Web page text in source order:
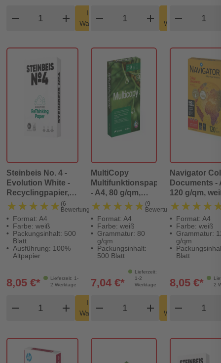
remove
Produkt Warenkorb Menge
add
In den
Warenkorb
shopping_cart
remove add
Warenkorb
shopping_cart
remove
Steinbeis No. 4 -
Evolution White -
Recyclingpapier,
A4, 80g, weiß, 500
Blatt
★★★★★
★★★★★ (6
Bewertungen)
Format: A4
Farbe: weiß
Packungsinhalt: 500
Blatt
Ausführung: 100%
Altpapier
Lieferzeit: 1-
2 Werktage
8,05 €*
remove
Produkt Warenkorb Menge
add
In den
Warenkorb
shopping_cart
MultiCopy
Multifunktionspapier
- A4, 80 g/qm,
hochweiß, 500
Blatt
★★★★★
★★★★★ (9
Bewertungen)
Format: A4
Farbe: weiß
Grammatur: 80
g/qm
Packungsinhalt:
500 Blatt
Lieferzeit:
1-2
Werktage
7,04 €*
remove add
Warenkorb
shopping_cart
Navigator
Documents -
120 g/qm,
250 Blatt
Format: A4
Farbe: weiß
Grammatur:
g/qm
Blatt
2
8,05 €*
remove